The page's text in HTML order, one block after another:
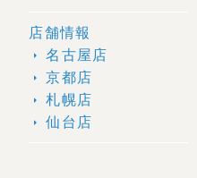
店舗情報
arrow_right 名古屋店
arrow_right 京都店
arrow_right 札幌店
arrow_right 仙台店